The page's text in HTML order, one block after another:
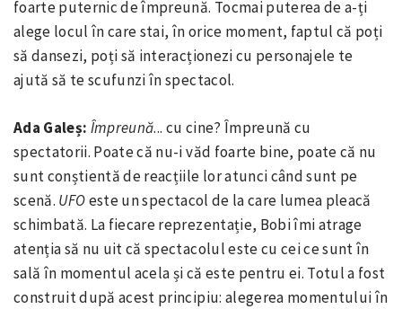
foarte puternic de împreună. Tocmai puterea de a-ți
alege locul în care stai, în orice moment, faptul că poți
să dansezi, poți să interacționezi cu personajele te
ajută să te scufunzi în spectacol.
Ada Galeș: Împreună... cu cine? Împreună cu
spectatorii. Poate că nu-i văd foarte bine, poate că nu
sunt conștientă de reacțiile lor atunci când sunt pe
scenă. UFOeste un spectacol de la care lumea pleacă
schimbată. La fiecare reprezentație, Bobi îmi atrage
atenția să nu uit că spectacolul este cu cei ce sunt în
sală în momentul acela și că este pentru ei. Totul a fost
construit după acest principiu: alegerea momentului în